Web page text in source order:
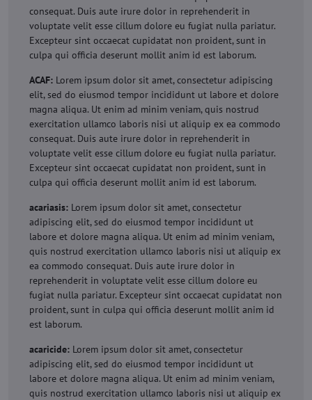
consequat. Duis aute irure dolor in reprehenderit in
voluptate velit esse cillum dolore eu fugiat nulla pariatur.
Excepteur sint occaecat cupidatat non proident, sunt in
culpa qui officia deserunt mollit anim id est laborum.
ACAF: Lorem ipsum dolor sit amet, consectetur adipiscing
elit, sed do eiusmod tempor incididunt ut labore et dolore
magna aliqua. Ut enim ad minim veniam, quis nostrud
exercitation ullamco laboris nisi ut aliquip ex ea commodo
consequat. Duis aute irure dolor in reprehenderit in
voluptate velit esse cillum dolore eu fugiat nulla pariatur.
Excepteur sint occaecat cupidatat non proident, sunt in
culpa qui officia deserunt mollit anim id est laborum.
acariasis: Lorem ipsum dolor sit amet, consectetur
adipiscing elit, sed do eiusmod tempor incididunt ut
labore et dolore magna aliqua. Ut enim ad minim veniam,
quis nostrud exercitation ullamco laboris nisi ut aliquip ex
ea commodo consequat. Duis aute irure dolor in
reprehenderit in voluptate velit esse cillum dolore eu
fugiat nulla pariatur. Excepteur sint occaecat cupidatat non
proident, sunt in culpa qui officia deserunt mollit anim id
est laborum.
acaricide: Lorem ipsum dolor sit amet, consectetur
adipiscing elit, sed do eiusmod tempor incididunt ut
labore et dolore magna aliqua. Ut enim ad minim veniam,
quis nostrud exercitation ullamco laboris nisi ut aliquip ex